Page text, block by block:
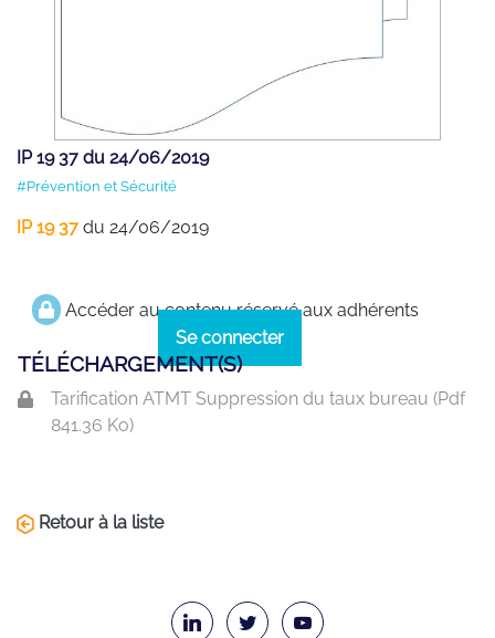
IP 19 37 du 24/06/2019
#Prévention et Sécurité
IP 19 37 du 24/06/2019
Accéder au contenu réservé aux adhérents
Se connecter
TÉLÉCHARGEMENT(S)
Tarification ATMT Suppression du taux bureau (Pdf
841.36 Ko)
Retour à la liste